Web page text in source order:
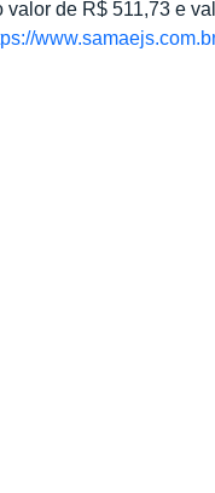
de R$ 511,73 e